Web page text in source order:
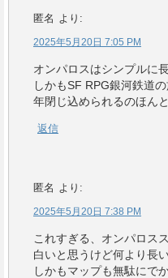
匿名 より:
2025年5月20日 7:05 PM
オンパロスはシンプルに
しかもSF RPG銀河鉄道
年閉じ込められるのほん
返信
匿名 より:
2025年5月20日 7:38 PM
これすぎる、オンパロス
白いと思うけど何より長
しかもマップも無駄にで